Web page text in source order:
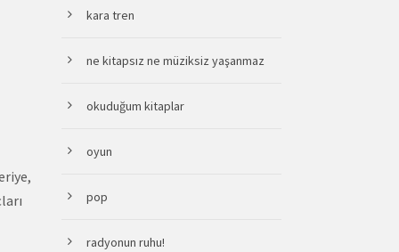
kara tren
ne kitapsız ne müziksiz yaşanmaz
okuduğum kitaplar
oyun
pop
radyonun ruhu!